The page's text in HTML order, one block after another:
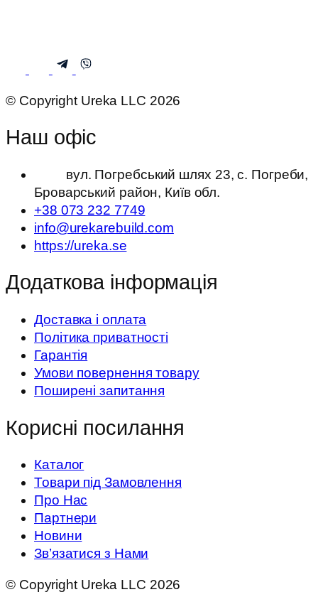
© Copyright Ureka LLC 2026
Наш офіс
вул. Погребський шлях 23, с. Погреби,
Броварський район, Київ обл.
+38 073 232 7749
info@urekarebuild.com
https://ureka.se
Додаткова інформація
Доставка і оплата
Політика приватності
Гарантія
Умови повернення товару
Поширені запитання
Корисні посилання
Каталог
Товари під Замовлення
Про Нас
Партнери
Новини
Зв’язатися з Нами
© Copyright Ureka LLC 2026